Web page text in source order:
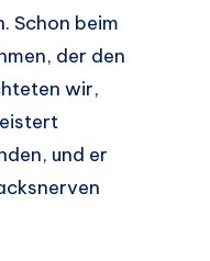
Schon beim
der den
wir,
und er